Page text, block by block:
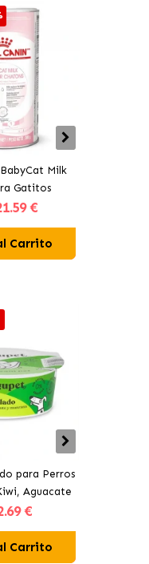
Milk
Gatitos
.59 €
Carrito
para Perros
Aguacate
.69 €
Carrito